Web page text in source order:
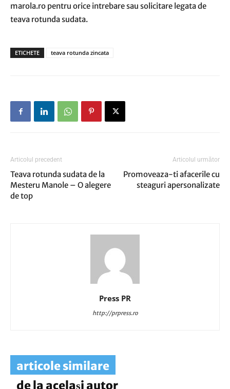
marola.ro pentru orice intrebare sau solicitare legata de
teava rotunda sudata.
ETICHETE teava rotunda zincata
Articolul precedent
Teava rotunda sudata de la
Mesteru Manole – O alegere
de top
Articolul următor
Promoveaza-ti afacerile cu
steaguri apersonalizate
Press PR
http://prpress.ro
articole similare
de la același autor